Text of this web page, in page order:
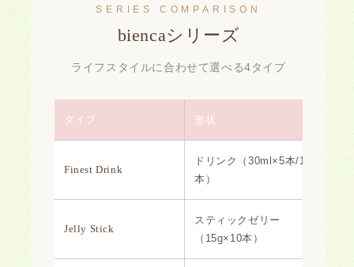
SERIES COMPARISON
biencaシリーズ
ライフスタイルに合わせて選べる4タイプ
タイプ 形状
Finest Drink
ドリンク（30ml×5本/10
本）
Jelly Stick
スティックゼリー
（15g×10本）